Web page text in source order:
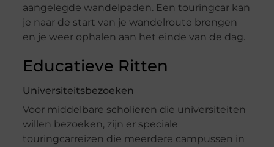
aangelegde wandelpaden. Een touringcar kan
je naar de start van je wandelroute brengen
en je weer ophalen aan het einde van de dag.
Educatieve Ritten
Universiteitsbezoeken
Voor middelbare scholieren die universiteiten
willen bezoeken, zijn er speciale
touringcarreizen die meerdere campussen in